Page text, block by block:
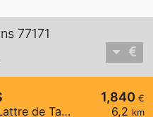
77171
1,840 €
6,2 km
15 Avenue du Maréchal de Lattre de Tassigny